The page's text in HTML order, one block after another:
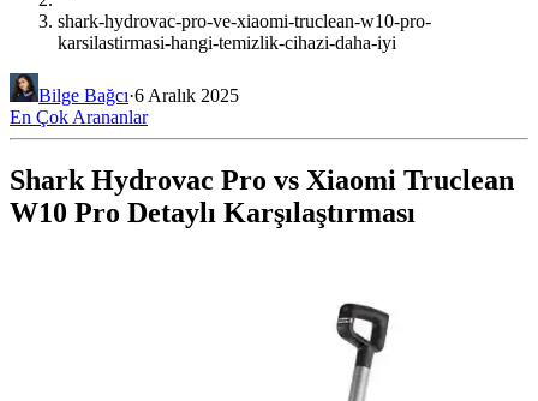
shark-hydrovac-pro-ve-xiaomi-truclean-w10-pro-
karsilastirmasi-hangi-temizlik-cihazi-daha-iyi
Bilge Bağcı·6 Aralık 2025
En Çok Arananlar
Shark Hydrovac Pro vs Xiaomi Truclean
W10 Pro Detaylı Karşılaştırması